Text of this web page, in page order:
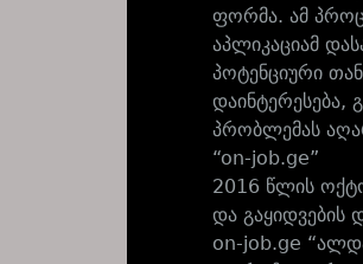
ფორმა. ამ
აპლიკაციამ
პოტენციური
დაინტერესება,
პრობლემას
“on-job.ge”
2016 წლის
და გაყიდვების
on-job.ge